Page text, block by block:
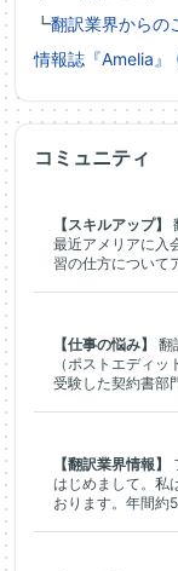
┗翻訳業界からの
情報誌『Amelia』
コミュニティ
【スキルアップ】
最近アメリアに入
習の仕方について
【仕事の悩み】
翻
（ポストエディ
受験した契約書部
【翻訳業界情報】
はじめまして。私
おります。年間約